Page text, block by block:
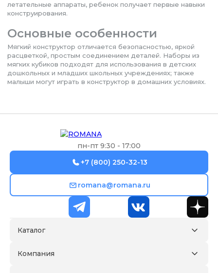
летательные аппараты, ребенок получает первые навыки
конструирования.
Основные особенности
Мягкий конструктор отличается безопасностью, яркой
расцветкой, простым соединением деталей. Наборы из
мягких кубиков подходят для использования в детских
дошкольных и младших школьных учреждениях; также
малыши могут играть в конструктор в домашних условиях.
пн-пт 9:30 - 17:00
+7 (800) 250-32-13
romana@romana.ru
Каталог
Компания